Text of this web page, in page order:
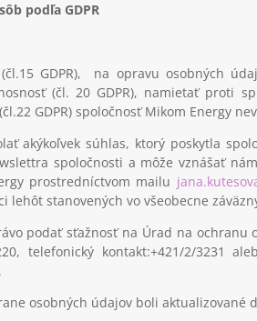
podľa GDPR
GDPR), na opravu osobných
(čl. 20 GDPR), namietať proti
GDPR) spoločnosť Mikom Energy
akýkoľvek súhlas, ktorý poskytla
spoločnosti a môže vznášať
prostredníctvom mailu
stanovených vo všeobecne
podať sťažnosť na Úrad na
telefonický kontakt:+421/2/3231
osobných údajov boli aktualizované